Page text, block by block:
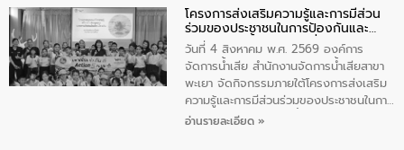
“ชุมชนร่วมใจ น้ำใสยั่งยืน” ได้บรรยายให้
ความรู้เกี่ยวกับการจัดการน้ำเสียและการใช้
ถังดักไขมันให้แก่นักเรียนโรงเรียนวัดบ่อ
(นันทวิทยา) เทศบาลนครปากเกร็ด อำเภอ
ปากเกร็ด จังหวัดนนทบุรี จำนวน 30 คน
โครงการส่งเสริมความรู้และการมีส่วน
ร่วมของประชาชนในการป้องกันและ
แก้ไขปัญหาน้ำเสียอย่างยั่งยืน
วันที่ 4 สิงหาคม พ.ศ. 2569 องค์การ
จัดการน้ำเสีย สำนักงานจัดการน้ำเสียสาขา
พะเยา จัดกิจกรรมภายใต้โครงการส่งเสริม
ความรู้และการมีส่วนร่วมของประชาชนในการ
ป้องกันและแก้ไขปัญหาน้ำเสียอย่างยั่งยืน
อ่านรายละเอียด »